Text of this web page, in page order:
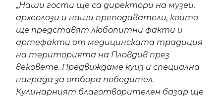
„Наши гости ще са директори на музеи,
археолози и наши преподаватели, които
ще представят любопитни факти и
артефакти от медицинската традиция
на територията на Пловдив през
вековете. Предвиждаме куиз и специална
награда за отбора победител.
Кулинарният благотворителен базар ще